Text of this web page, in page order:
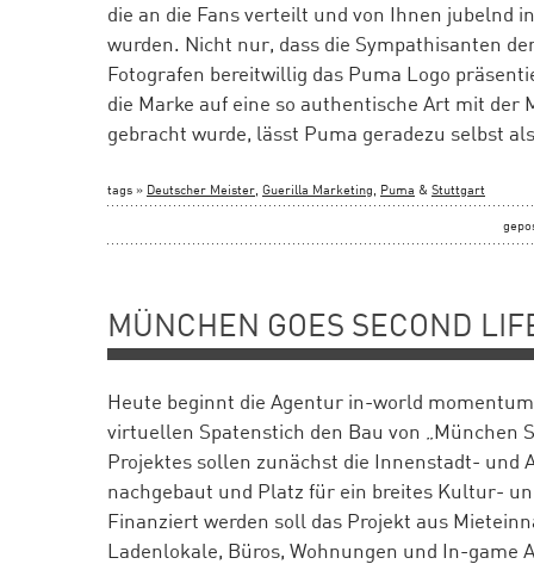
die an die Fans verteilt und von Ihnen jubelnd
wurden. Nicht nur, dass die Sympathisanten
Fotografen bereitwillig das Puma Logo
die Marke auf eine so authentische Art mit der
gebracht wurde, lässt Puma geradezu selbst
tags » Deutscher Meister Guerilla Marketing Puma & Stuttgart
MÜNCHEN GOES SECOND
Heute beginnt die Agentur in-world
virtuellen Spatenstich den Bau von „München
Projektes sollen zunächst die Innenstadt- und
nachgebaut und Platz für ein breites Kultur-
Finanziert werden soll das Projekt aus
Ladenlokale, Büros, Wohnungen und In-game